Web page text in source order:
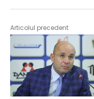
Articolul precedent